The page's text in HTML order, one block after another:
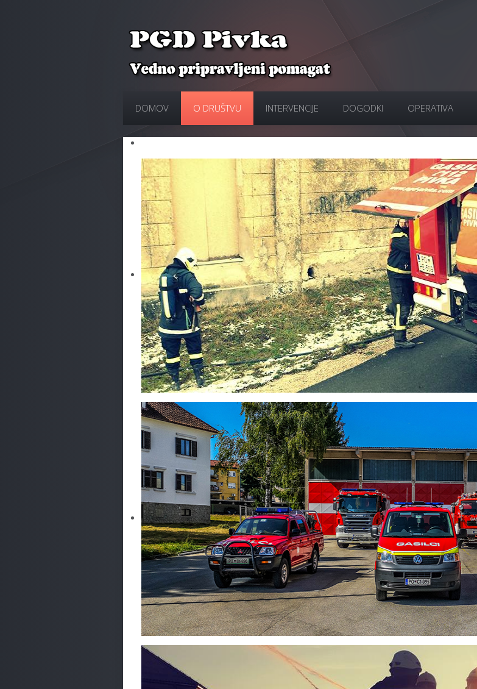
DOMOV O DRUŠTVU INTERVENCIJE DOGODKI OPERATIVA